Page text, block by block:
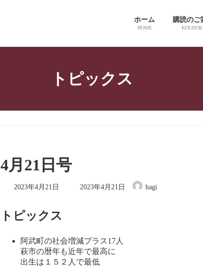
ホーム
HOME
購読のご
トピックス
4月21日号
2023年4月21日
最
:
2023年4月21日 hagi
トピックス
阿武町の社会増減プラス17人
萩市の暦年も近年で最高に
出生は１５２人で最低